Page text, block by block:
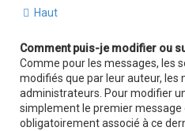
Haut
Comment puis-je modifier ou
Comme pour les messages, les
modifiés que par leur auteur, les
administrateurs. Pour modifier
simplement le premier message
obligatoirement associé à ce